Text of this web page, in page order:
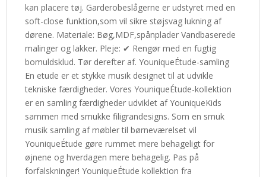
kan placere tøj. Garderobeslågerne er udstyret med en
soft-close funktion,som vil sikre støjsvag lukning af
dørene. Materiale: Bøg,MDF,spånplader Vandbaserede
malinger og lakker. Pleje: ✔ Rengør med en fugtig
bomuldsklud. Tør derefter af. YouniqueÉtude-samling
En etude er et stykke musik designet til at udvikle
tekniske færdigheder. Vores YouniqueÉtude-kollektion
er en samling færdigheder udviklet af YouniqueKids
sammen med smukke filigrandesigns. Som en smuk
musik samling af møbler til børneværelset vil
YouniqueÉtude gøre rummet mere behageligt for
øjnene og hverdagen mere behagelig. Pas på
forfalskninger! YouniqueÉtude kollektion fra